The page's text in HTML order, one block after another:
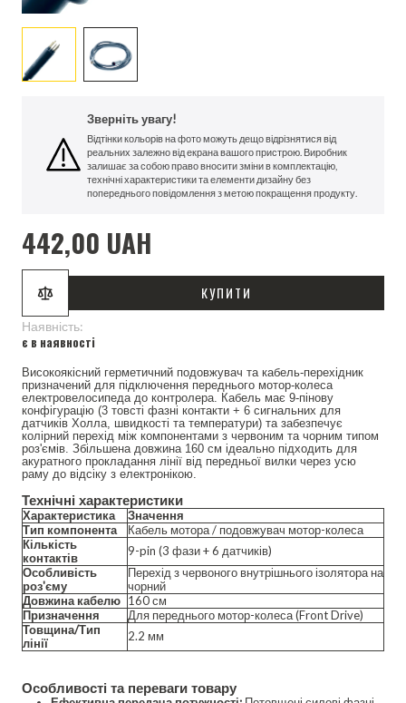
Зверніть увагу!
Відтінки кольорів на фото можуть дещо відрізнятися від
реальних залежно від екрана вашого пристрою. Виробник
залишає за собою право вносити зміни в комплектацію,
технічні характеристики та елементи дизайну без
попереднього повідомлення з метою покращення продукту.
442,00 UAH
КУПИТИ
Наявність:
є в наявності
Високоякісний герметичний подовжувач та кабель-перехідник
призначений для підключення переднього мотор-колеса
електровелосипеда до контролера. Кабель має 9-пінову
конфігурацію (3 товсті фазні контакти + 6 сигнальних для
датчиків Холла, швидкості та температури) та забезпечує
колірний перехід між компонентами з червоним та чорним типом
роз'ємів. Збільшена довжина 160 см ідеально підходить для
акуратного прокладання лінії від передньої вилки через усю
раму до відсіку з електронікою.
Технічні характеристики
Характеристика
Значення
Тип компонента
Кабель мотора / подовжувач мотор-колеса
Кількість
контактів
9-pin (3 фази + 6 датчиків)
Особливість
роз'єму
Перехід з червоного внутрішнього ізолятора на
чорний
Довжина кабелю 160 см
Призначення
Для переднього мотор-колеса (Front Drive)
Товщина/Тип
лінії
2.2 мм
Особливості та переваги товару